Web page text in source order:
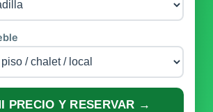
PRECIO Y RESERVAR →